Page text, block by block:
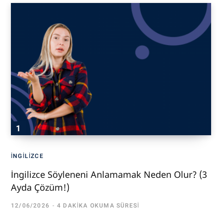
İNGILIZCE
İngilizce Söyleneni Anlamamak Neden Olur? (3
Ayda Çözüm!)
12/06/2026 4 DAKIKA OKUMA SÜRESI